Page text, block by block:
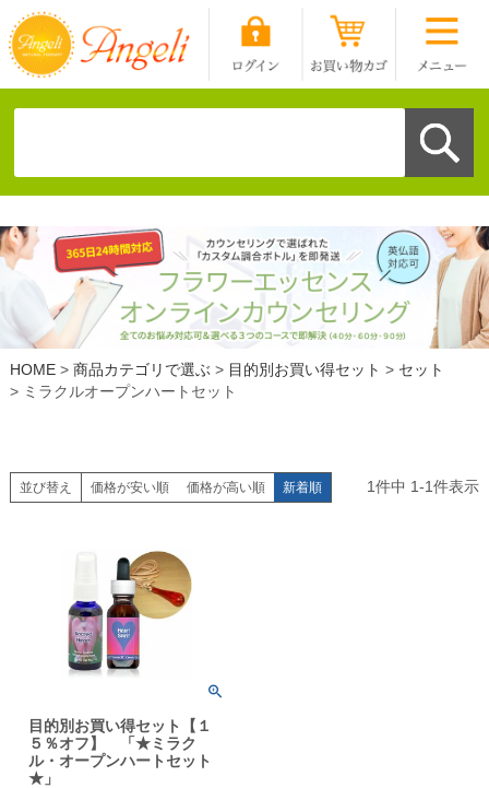
HOME 商品カテゴリで選ぶ 目的別お買い得セット
セット
ミラクルオープンハートセット
並び替え 価格が安い順 価格が高い順 新着順 1件中 1-1件表示
目的別お買い得セット【１
５％オフ】 「★ミラク
ル・オープンハートセット
★」